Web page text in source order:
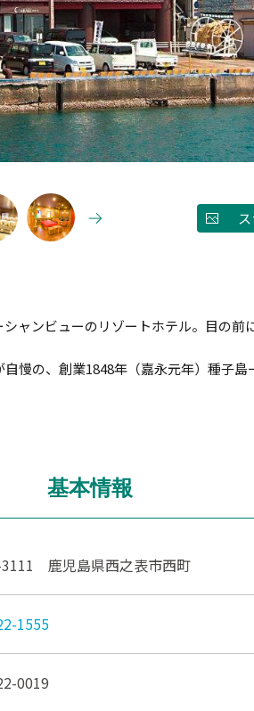
ャンビューのリゾートホテル。目の
慢の、創業1848年（嘉永元年）種子
基本情報
3111 鹿児島県西之表市西町
1555
0019